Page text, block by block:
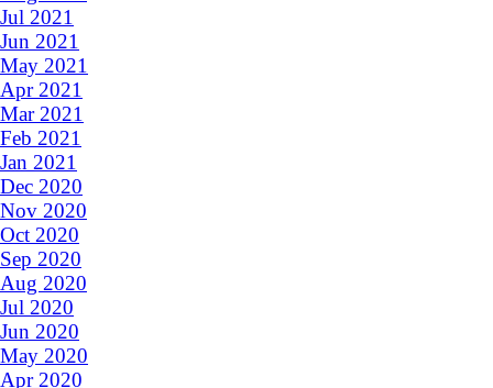
Jul 2021
Jun 2021
May 2021
Apr 2021
Mar 2021
Feb 2021
Jan 2021
Dec 2020
Nov 2020
Oct 2020
Sep 2020
Aug 2020
Jul 2020
Jun 2020
May 2020
Apr 2020